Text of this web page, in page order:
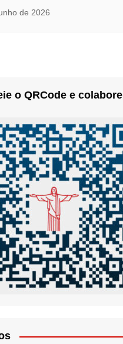
de 2026
o QRCode e colabore